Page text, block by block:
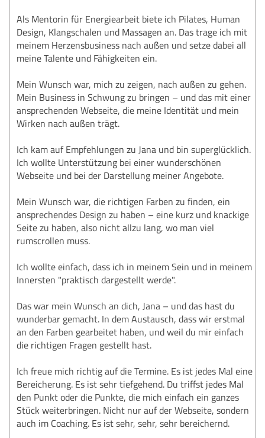
Als Mentorin für Energiearbeit biete ich Pilates, Human
Design, Klangschalen und Massagen an. Das trage ich mit
meinem Herzensbusiness nach außen und setze dabei all
meine Talente und Fähigkeiten ein.
Mein Wunsch war, mich zu zeigen, nach außen zu gehen.
Mein Business in Schwung zu bringen – und das mit einer
ansprechenden Webseite, die meine Identität und mein
Wirken nach außen trägt.
Ich kam auf Empfehlungen zu Jana und bin superglücklich.
Ich wollte Unterstützung bei einer wunderschönen
Webseite und bei der Darstellung meiner Angebote.
Mein Wunsch war, die richtigen Farben zu finden, ein
ansprechendes Design zu haben – eine kurz und knackige
Seite zu haben, also nicht allzu lang, wo man viel
rumscrollen muss.
Ich wollte einfach, dass ich in meinem Sein und in meinem
Innersten "praktisch dargestellt werde".
Das war mein Wunsch an dich, Jana – und das hast du
wunderbar gemacht. In dem Austausch, dass wir erstmal
an den Farben gearbeitet haben, und weil du mir einfach
die richtigen Fragen gestellt hast.
Ich freue mich richtig auf die Termine. Es ist jedes Mal eine
Bereicherung. Es ist sehr tiefgehend. Du triffst jedes Mal
den Punkt oder die Punkte, die mich einfach ein ganzes
Stück weiterbringen. Nicht nur auf der Webseite, sondern
auch im Coaching. Es ist sehr, sehr, sehr bereichernd.